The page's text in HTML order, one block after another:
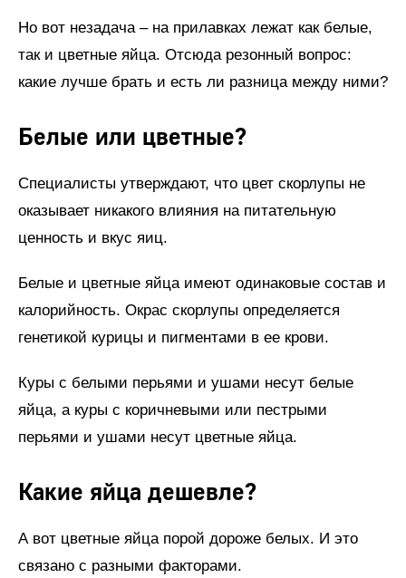
Но вот незадача – на прилавках лежат как белые,
так и цветные яйца. Отсюда резонный вопрос:
какие лучше брать и есть ли разница между ними?
Белые или цветные?
Специалисты утверждают, что цвет скорлупы не
оказывает никакого влияния на питательную
ценность и вкус яиц.
Белые и цветные яйца имеют одинаковые состав и
калорийность. Окрас скорлупы определяется
генетикой курицы и пигментами в ее крови.
Куры с белыми перьями и ушами несут белые
яйца, а куры с коричневыми или пестрыми
перьями и ушами несут цветные яйца.
Какие яйца дешевле?
А вот цветные яйца порой дороже белых. И это
связано с разными факторами.